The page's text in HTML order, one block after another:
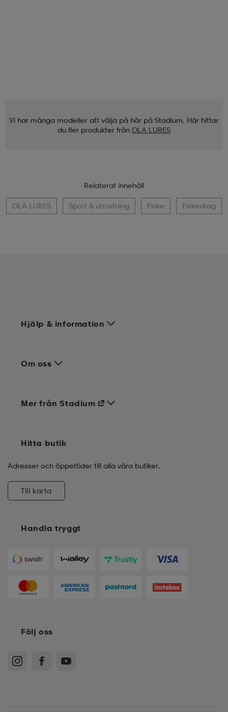
Vi har många modeller att välja på här på Stadium. Här hittar
du fler produkter från OLA LURES
Relaterat innehåll
OLA LURES Sport & utrustning Fiske Fiskedrag
Hjälp & information
Om oss
Handla tryggt
Mer från Stadium
Hitta butik
Adresser och öppettider till alla våra butiker.
Till karta
Följ oss